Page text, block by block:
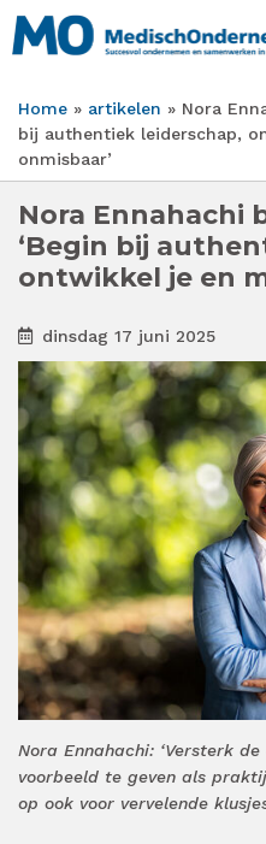
Overslaan
en
inhoud
gaan
Kruimelpad
Home artikelen
Nora
bij authentiek leiderschap,
onmisbaar’
Nora Ennahachi
‘Begin bij
ontwikkel je en
dinsdag 17 juni 2025
Nora Ennahachi: ‘Versterk
voorbeeld te geven als
op ook voor vervelende